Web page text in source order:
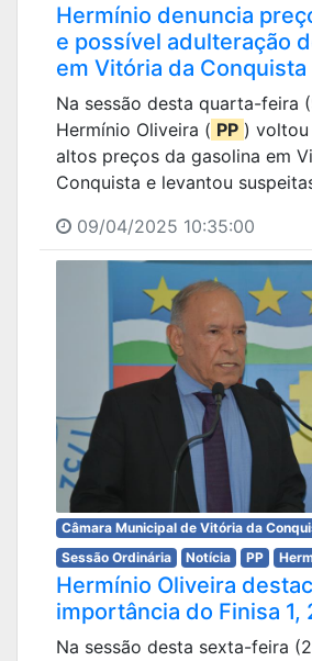
Hermínio denuncia
e possível adulteração
em Vitória da Conquista
Na sessão desta quarta-feira
Hermínio Oliveira ( PP )
altos preços da gasolina em
Conquista e levantou
09/04/2025 10:35:00
Câmara Municipal de Vitória da
Sessão Ordinária
Notícia PP
Hermínio Oliveira
importância do Finisa 1,
Na sessão desta sexta-feira